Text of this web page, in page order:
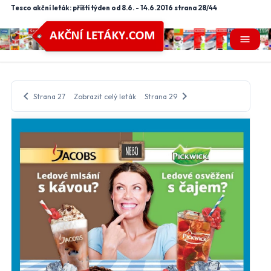
Tesco akční leták: příští týden od 8.6. - 14.6.2016 strana 28/44
menu
chevron_left Strana 27 Zobrazit celý leták Strana 29chevron_right